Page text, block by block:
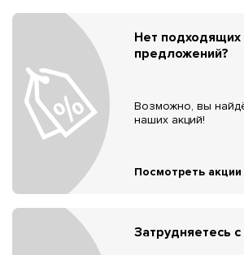
Нет подходящих
предложений?
Возможно, вы
наших акций!
Посмотреть акции
Затрудняетесь